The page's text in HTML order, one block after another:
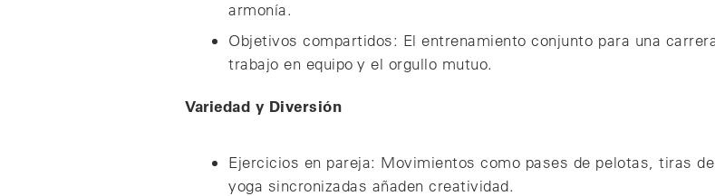
armonía.
Objetivos compartidos: El entrenamiento conjunto para una
trabajo en equipo y el orgullo mutuo.
Variedad y Diversión
Ejercicios en pareja: Movimientos como pases de pelotas, tiras
yoga sincronizadas añaden creatividad.